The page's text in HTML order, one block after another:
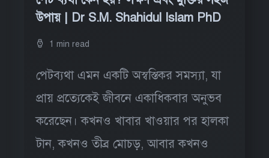
উপায় | Dr S.M. Shahidul Islam PhD
1 min read
পেটব্যথা এমন একটি অস্বস্তিকর সমস্যা, যা
প্রায় প্রত্যেকেই জীবনে একাধিকবার অনুভব
করেছেন। কখনও খাবার খাওয়ার পর হালকা
টান, কখনও তীব্র মোচড়, আবার কখনও